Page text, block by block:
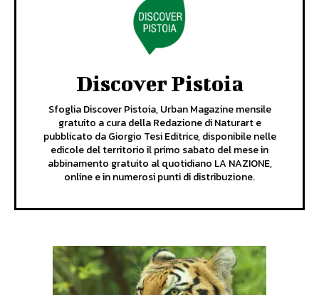
Discover Pistoia
Sfoglia Discover Pistoia, Urban Magazine mensile
gratuito a cura della Redazione di Naturart e
pubblicato da Giorgio Tesi Editrice, disponibile nelle
edicole del territorio il primo sabato del mese in
abbinamento gratuito al quotidiano LA NAZIONE,
online e in numerosi punti di distribuzione.